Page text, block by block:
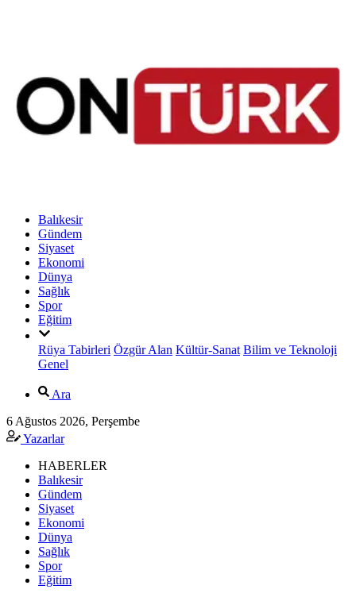
Balıkesir
Gündem
Siyaset
Ekonomi
Dünya
Sağlık
Spor
Eğitim
Rüya Tabirleri Özgür Alan Kültür-Sanat Bilim ve Teknoloji
Genel
Ara
6 Ağustos 2026, Perşembe
Yazarlar
HABERLER
Balıkesir
Gündem
Siyaset
Ekonomi
Dünya
Sağlık
Spor
Eğitim